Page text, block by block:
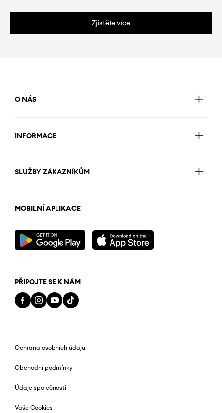
Zjistěte více
O NÁS
INFORMACE
SLUŽBY ZÁKAZNÍKŮM
MOBILNÍ APLIKACE
PŘIPOJTE SE K NÁM
Ochrana osobních údajů
Obchodní podmínky
Údaje společnosti
Vaše Cookies